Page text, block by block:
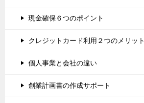
現金確保６つのポイント
クレジットカード利用２つのメリット
個人事業と会社の違い
創業計画書の作成サポート